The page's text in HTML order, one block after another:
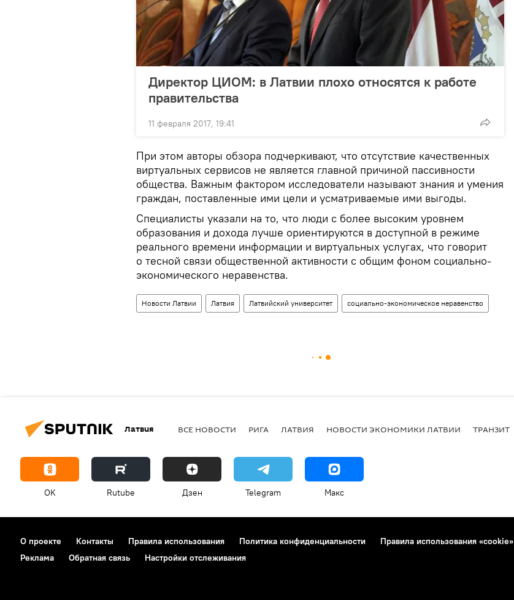
Директор ЦИОМ: в Латвии плохо относятся к работе
правительства
11 февраля 2017, 19:41
При этом авторы обзора подчеркивают, что отсутствие качественных
виртуальных сервисов не является главной причиной пассивности
общества. Важным фактором исследователи называют знания и умения
граждан, поставленные ими цели и усматриваемые ими выгоды.
Специалисты указали на то, что люди с более высоким уровнем
образования и дохода лучше ориентируются в доступной в режиме
реального времени информации и виртуальных услугах, что говорит
о тесной связи общественной активности с общим фоном социально-
экономического неравенства.
Новости Латвии Латвия Латвийский университет социально-экономическое неравенство
Латвия ВСЕ НОВОСТИ РИГА ЛАТВИЯ НОВОСТИ ЭКОНОМИКИ ЛАТВИИ ТРАНЗИТ
OK Rutube Дзен Telegram Макс
О проекте Контакты Правила использования Политика конфиденциальности Правила использования «cookie»
Реклама
Обратная связь Настройки отслеживания